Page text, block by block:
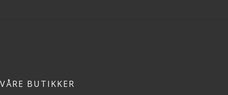
VÅRE BUTIKKER